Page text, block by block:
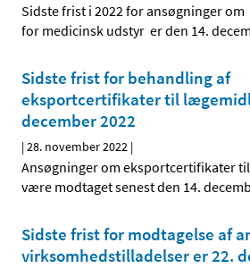
Sidste frist i 2022 for ansøgninger
for medicinsk udstyr er den 14.
Sidste frist for behandling af
eksportcertifikater til
december 2022
|28. november 2022 |
Ansøgninger om eksportcertifikater
være modtaget senest den 14.
Sidste frist for modtagelse af
virksomhedstilladelser er 22.